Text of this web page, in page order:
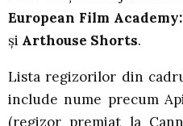
European Film
și Arthouse Shorts.
Lista regizorilor din
include nume precum
(regizor premiat la